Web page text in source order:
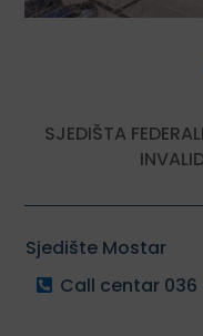
SJEDIŠTA
Sjedište Mostar
Call centar 036